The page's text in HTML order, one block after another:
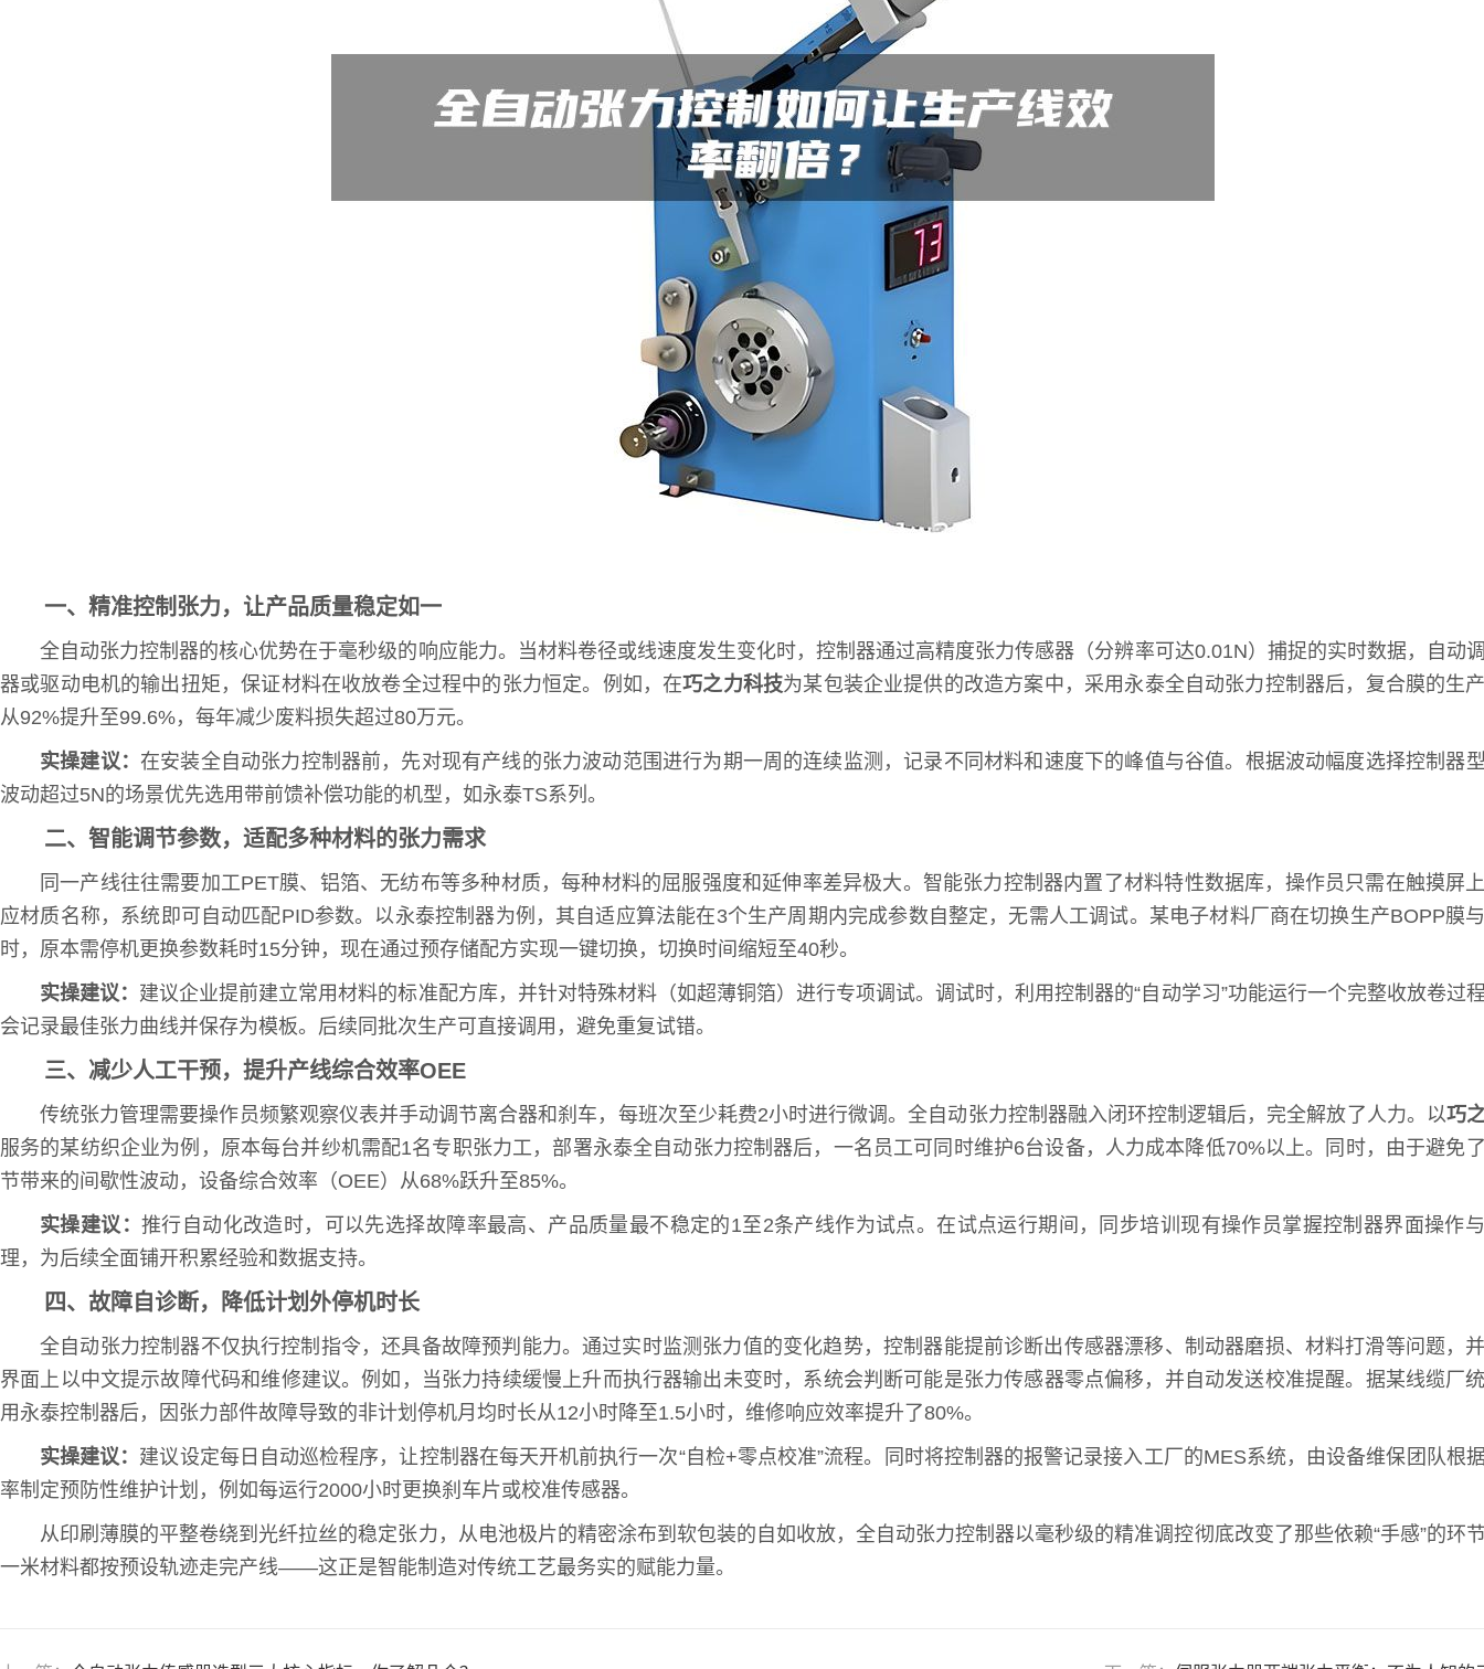
一、精准控制张力，让产品质量稳定如一
全自动张力控制器的核心优势在于毫秒级的响应能力。当材料卷径或线速度发生变化时，控制器通过高精度张力传感器（分辨率可达0.01N）捕捉的实时数据，自动
器或驱动电机的输出扭矩，保证材料在收放卷全过程中的张力恒定。例如，在巧之力科技为某包装企业提供的改造方案中，采用永泰全自动张力控制器后，复合膜的生
从92%提升至99.6%，每年减少废料损失超过80万元。
实操建议： 在安装全自动张力控制器前，先对现有产线的张力波动范围进行为期一周的连续监测，记录不同材料和速度下的峰值与谷值。根据波动幅度选择控制
波动超过5N的场景优先选用带前馈补偿功能的机型，如永泰TS系列。
二、智能调节参数，适配多种材料的张力需求
同一产线往往需要加工PET膜、铝箔、无纺布等多种材质，每种材料的屈服强度和延伸率差异极大。智能张力控制器内置了材料特性数据库，操作员只需在触摸屏
应材质名称，系统即可自动匹配PID参数。以永泰控制器为例，其自适应算法能在3个生产周期内完成参数自整定，无需人工调试。某电子材料厂商在切换生产BOPP膜
时，原本需停机更换参数耗时15分钟，现在通过预存储配方实现一键切换，切换时间缩短至40秒。
实操建议： 建议企业提前建立常用材料的标准配方库，并针对特殊材料（如超薄铜箔）进行专项调试。调试时，利用控制器的“自动学习”功能运行一个完整收放卷过
会记录最佳张力曲线并保存为模板。后续同批次生产可直接调用，避免重复试错。
三、减少人工干预，提升产线综合效率OEE
传统张力管理需要操作员频繁观察仪表并手动调节离合器和刹车，每班次至少耗费2小时进行微调。全自动张力控制器融入闭环控制逻辑后，完全解放了人力。以巧
服务的某纺织企业为例，原本每台并纱机需配1名专职张力工，部署永泰全自动张力控制器后，一名员工可同时维护6台设备，人力成本降低70%以上。同时，由于避免
节带来的间歇性波动，设备综合效率（OEE）从68%跃升至85%。
实操建议：推行自动化改造时，可以先选择故障率最高、产品质量最不稳定的1至2条产线作为试点。在试点运行期间，同步培训现有操作员掌握控制器界面操作
理，为后续全面铺开积累经验和数据支持。
四、故障自诊断，降低计划外停机时长
全自动张力控制器不仅执行控制指令，还具备故障预判能力。通过实时监测张力值的变化趋势，控制器能提前诊断出传感器漂移、制动器磨损、材料打滑等问题，
界面上以中文提示故障代码和维修建议。例如，当张力持续缓慢上升而执行器输出未变时，系统会判断可能是张力传感器零点偏移，并自动发送校准提醒。据某线缆厂
用永泰控制器后，因张力部件故障导致的非计划停机月均时长从12小时降至1.5小时，维修响应效率提升了80%。
实操建议： 建议设定每日自动巡检程序，让控制器在每天开机前执行一次“自检+零点校准”流程。同时将控制器的报警记录接入工厂的MES系统，由设备维保团队根
率制定预防性维护计划，例如每运行2000小时更换刹车片或校准传感器。
从印刷薄膜的平整卷绕到光纤拉丝的稳定张力，从电池极片的精密涂布到软包装的自如收放，全自动张力控制器以毫秒级的精准调控彻底改变了那些依赖“手感”的环
一米材料都按预设轨迹走完产线——这正是智能制造对传统工艺最务实的赋能力量。